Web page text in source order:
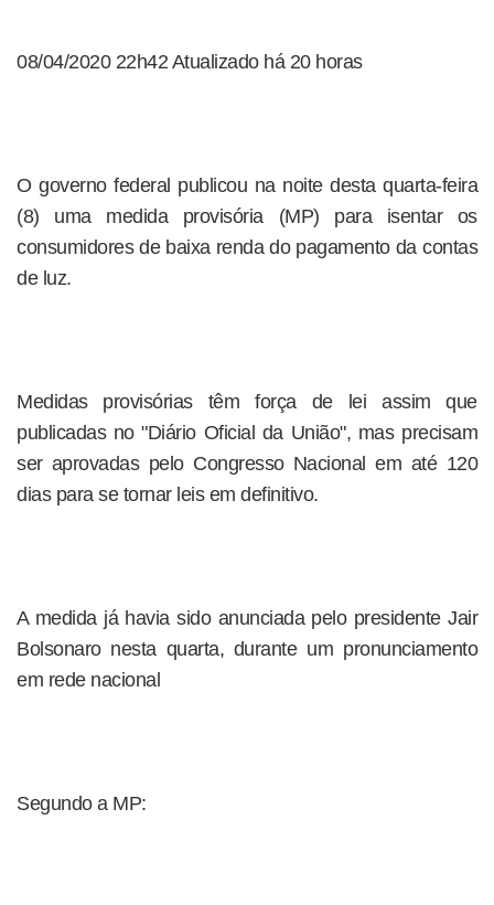
08/04/2020 22h42 Atualizado há 20 horas
O governo federal publicou na noite desta quarta-feira
(8) uma medida provisória (MP) para isentar os
consumidores de baixa renda do pagamento da contas
de luz.
Medidas provisórias têm força de lei assim que
publicadas no "Diário Oficial da União", mas precisam
ser aprovadas pelo Congresso Nacional em até 120
dias para se tornar leis em definitivo.
A medida já havia sido anunciada pelo presidente Jair
Bolsonaro nesta quarta, durante um pronunciamento
em rede nacional
Segundo a MP: